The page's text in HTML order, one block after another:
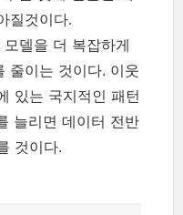
질것이다.
델을 더 복잡하게
줄이는 것이다. 이웃
있는 국지적인 패턴
늘리면 데이터 전반
것이다.